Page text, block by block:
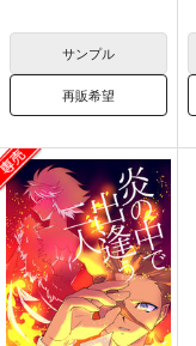
サンプル
再販希望